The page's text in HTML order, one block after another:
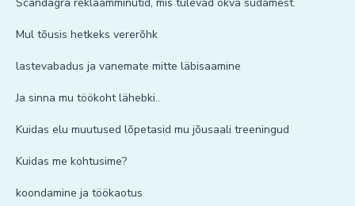
Mul tõusis hetkeks vererõhk
lastevabadus ja vanemate mitte läbisaamine
Ja sinna mu töökoht lähebki..
Kuidas elu muutused lõpetasid mu jõusaali treeningud
Kuidas me kohtusime?
koondamine ja töökaotus